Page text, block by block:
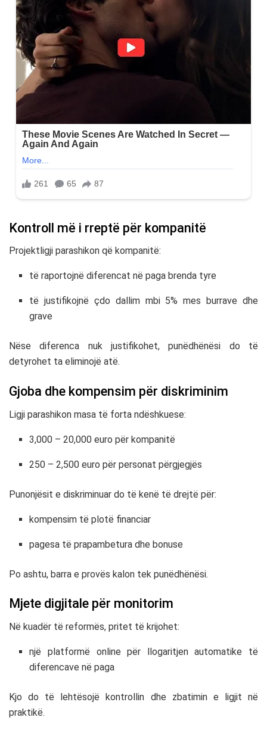
Kontroll më i rreptë për kompanitë
Projektligji parashikon që kompanitë:
të raportojnë diferencat në paga brenda tyre
të justifikojnë çdo dallim mbi 5% mes burrave dhe
grave
Nëse diferenca nuk justifikohet, punëdhënësi do të
detyrohet ta eliminojë atë.
Gjoba dhe kompensim për diskriminim
Ligji parashikon masa të forta ndëshkuese:
3,000 – 20,000 euro për kompanitë
250 – 2,500 euro për personat përgjegjës
Punonjësit e diskriminuar do të kenë të drejtë për:
kompensim të plotë financiar
pagesa të prapambetura dhe bonuse
Po ashtu, barra e provës kalon tek punëdhënësi.
Mjete digjitale për monitorim
Në kuadër të reformës, pritet të krijohet:
një platformë online për llogaritjen automatike të
diferencave në paga
Kjo do të lehtësojë kontrollin dhe zbatimin e ligjit në
praktikë.